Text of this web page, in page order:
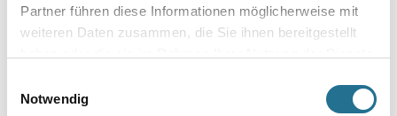
Partner führen diese Informationen möglicherweise mit
weiteren Daten zusammen, die Sie ihnen bereitgestellt
Notwendig